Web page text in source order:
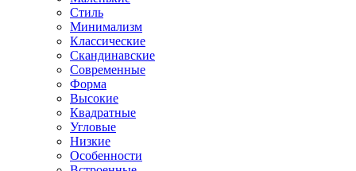
Стиль
Минимализм
Классические
Скандинавские
Современные
Форма
Высокие
Квадратные
Угловые
Низкие
Особенности